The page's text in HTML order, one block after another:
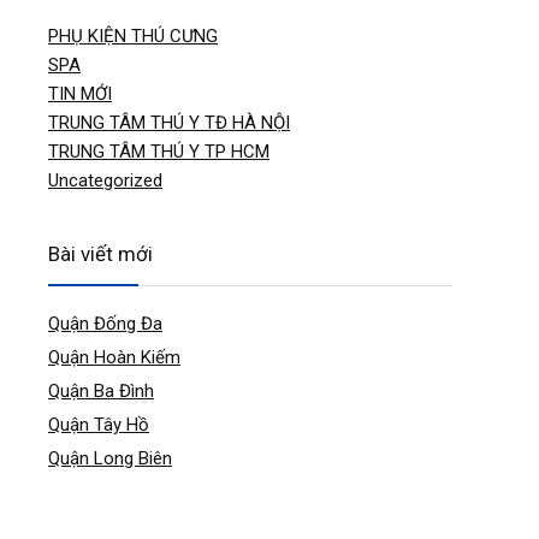
PHỤ KIỆN THÚ CƯNG
SPA
TIN MỚI
TRUNG TÂM THÚ Y TĐ HÀ NỘI
TRUNG TÂM THÚ Y TP HCM
Uncategorized
Bài viết mới
Quận Đống Đa
Quận Hoàn Kiếm
Quận Ba Đình
Quận Tây Hồ
Quận Long Biên